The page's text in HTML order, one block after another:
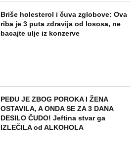
Briše holesterol i čuva zglobove: Ova
riba je 3 puta zdravija od lososa, ne
bacajte ulje iz konzerve
PEĐU JE ZBOG POROKA I ŽENA
OSTAVILA, A ONDA SE ZA 3 DANA
DESILO ČUDO! Jeftina stvar ga
IZLEČILA od ALKOHOLA